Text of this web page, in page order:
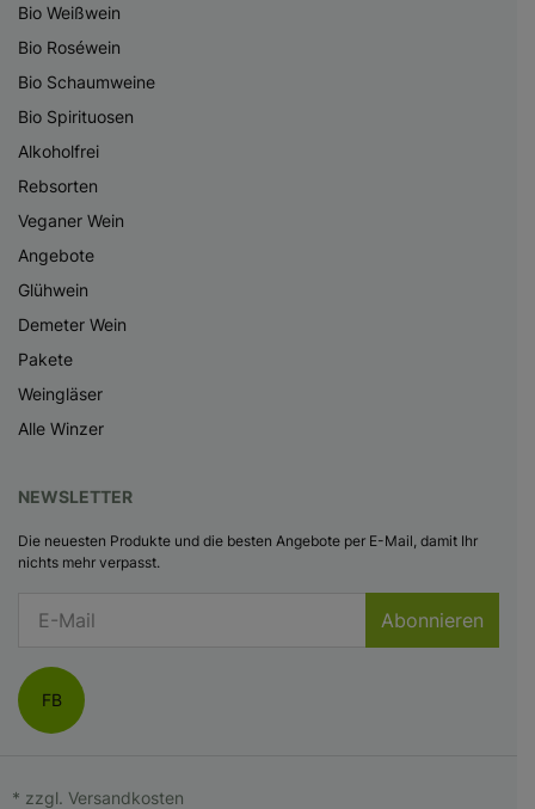
Bio Weißwein
Bio Roséwein
Bio Schaumweine
Bio Spirituosen
Alkoholfrei
Rebsorten
Veganer Wein
Angebote
Glühwein
Demeter Wein
Pakete
Weingläser
Alle Winzer
NEWSLETTER
Die neuesten Produkte und die besten Angebote per E-Mail, damit Ihr
nichts mehr verpasst.
Abonnieren
FB
* zzgl. Versandkosten